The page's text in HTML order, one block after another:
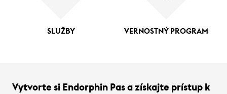
SLUŽBY VERNOSTNÝ PROGRAM
Vytvorte si Endorphin Pas a získajte prístup k